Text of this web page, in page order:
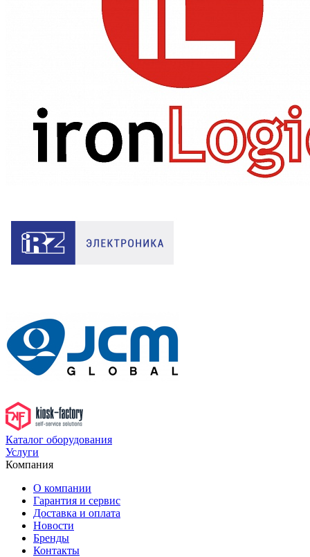
Каталог оборудования
Услуги
Компания
О компании
Гарантия и сервис
Доставка и оплата
Новости
Бренды
Контакты